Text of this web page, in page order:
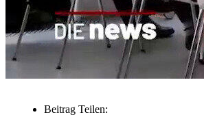
Beitrag Teilen: